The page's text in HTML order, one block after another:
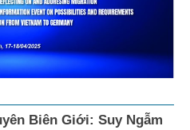
Biên Giới: Suy Ngẫm